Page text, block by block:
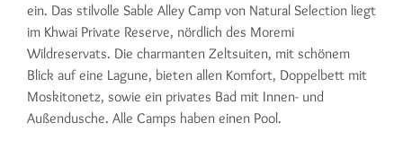
ein. Das stilvolle Sable Alley Camp von Natural Selection liegt
im Khwai Private Reserve, nördlich des Moremi
Wildreservats. Die charmanten Zeltsuiten, mit schönem
Blick auf eine Lagune, bieten allen Komfort, Doppelbett mit
Moskitonetz, sowie ein privates Bad mit Innen- und
Außendusche. Alle Camps haben einen Pool.